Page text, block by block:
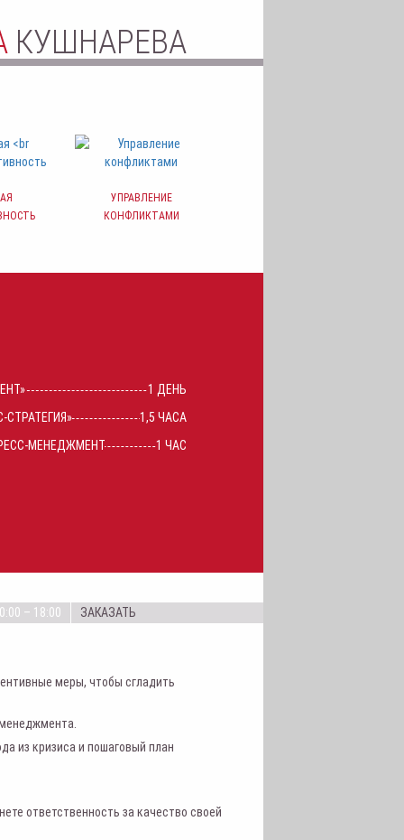
КУШНАРЕВА
УПРАВЛЕНИЕ
КОНФЛИКТАМИ
1 ДЕНЬ
СТРАТЕГИЯ»
1,5 ЧАСА
МЕНЕДЖМЕНТ 1 ЧАС
– 18:00 ЗАКАЗАТЬ
меры, чтобы сгладить
из кризиса и пошаговый план
ответственность за качество своей